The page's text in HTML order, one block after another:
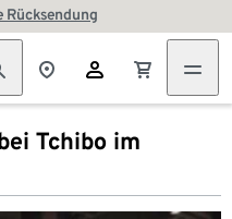
Rücksendung
Tchibo im